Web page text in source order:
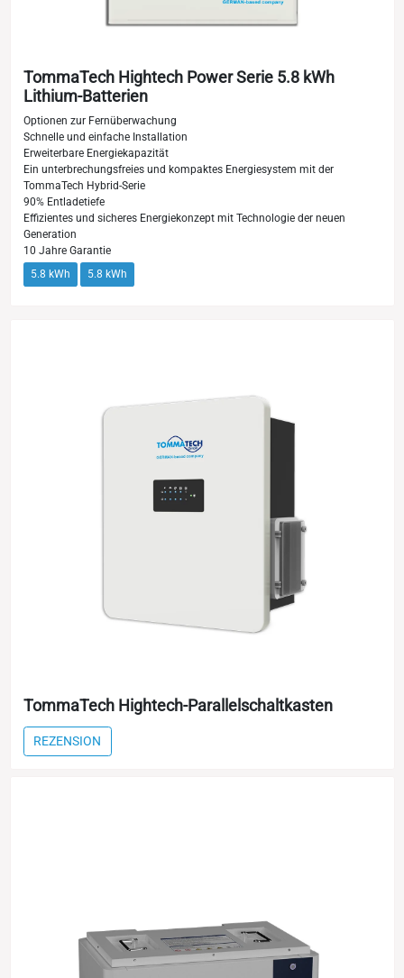
TommaTech Hightech Power Serie 5.8 kWh
Lithium-Batterien
Optionen zur Fernüberwachung
Schnelle und einfache Installation
Erweiterbare Energiekapazität
Ein unterbrechungsfreies und kompaktes Energiesystem mit der
TommaTech Hybrid-Serie
90% Entladetiefe
Effizientes und sicheres Energiekonzept mit Technologie der neuen
Generation
10 Jahre Garantie
5.8 kWh
5.8 kWh
TommaTech Hightech-Parallelschaltkasten
REZENSION